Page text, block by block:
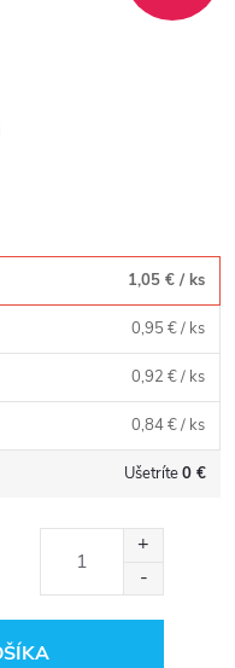
1,05 € / ks
0,95 €/ ks
0,92 €/ ks
0,84 €/ ks
Ušetríte0 €